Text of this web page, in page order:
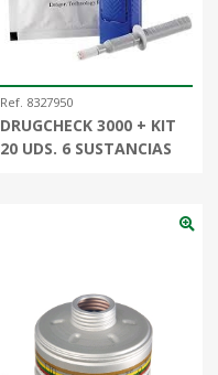
Ref. 8327950
DRUGCHECK 3000 + KIT
20 UDS. 6 SUSTANCIAS